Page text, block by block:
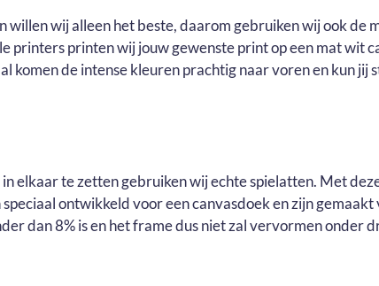
willen wij alleen het beste, daarom gebruiken wij ook
printers printen wij jouw gewenste print op een mat wit
komen de intense kleuren prachtig naar voren en kun jij
elkaar te zetten gebruiken wij echte spielatten. Met
ontwikkeld voor een canvasdoek en zijn
dan 8% is en het frame dus niet zal vervormen onder